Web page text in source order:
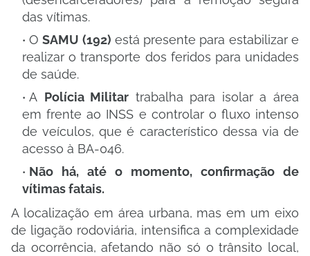
das vítimas.
​OSAMU (192) está presente para estabilizar e
realizar o transporte dos feridos para unidades
de saúde.
​A Polícia Militar trabalha para isolar a área
em frente ao INSS e controlar o fluxo intenso
de veículos, que é característico dessa via de
acesso à BA-046.
Não há, até o momento, confirmação de
vítimas fatais.
​A localização em área urbana, mas em um eixo
de ligação rodoviária, intensifica a complexidade
da ocorrência, afetando não só o trânsito local,